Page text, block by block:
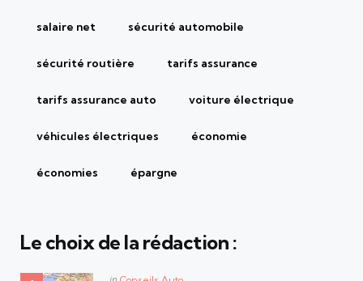
salaire net sécurité automobile
sécurité routière tarifs assurance
tarifs assurance auto voiture électrique
véhicules électriques économie
économies épargne
Le choix de la rédaction :